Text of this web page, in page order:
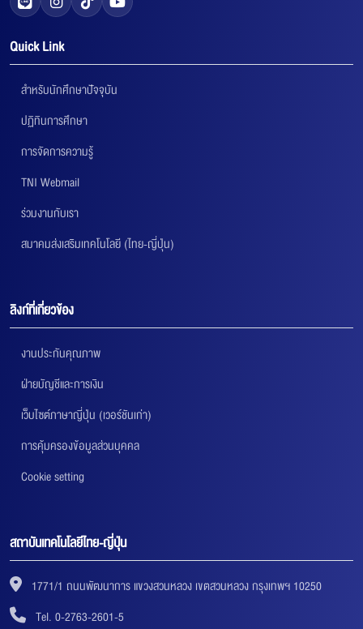
Quick Link
สำหรับนักศึกษาปัจจุบัน
ปฏิทินการศึกษา
การจัดการความรู้
TNI Webmail
ร่วมงานกับเรา
สมาคมส่งเสริมเทคโนโลยี (ไทย-ญี่ปุ่น)
ลิงก์ที่เกี่ยวข้อง
งานประกันคุณภาพ
ฝ่ายบัญชีและการเงิน
เว็บไซต์ภาษาญี่ปุ่น (เวอร์ชันเก่า)
การคุ้มครองข้อมูลส่วนบุคคล
Cookie setting
สถาบันเทคโนโลยีไทย-ญี่ปุ่น
1771/1 ถนนพัฒนาการ แขวงสวนหลวง เขตสวนหลวง กรุงเทพฯ 10250
Tel. 0-2763-2601-5